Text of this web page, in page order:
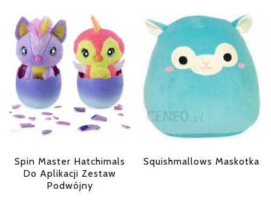
Spin Master Hatchimals
Do Aplikacji Zestaw
Podwójny
Squishmallows Maskotka